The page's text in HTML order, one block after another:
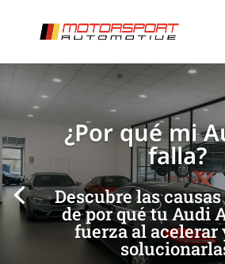
¿Por qué mi
falla?
Descubre las
de por qué tu Audi
fuerza al acelerar
[/et_pb_slide] [/et_pb_slide]